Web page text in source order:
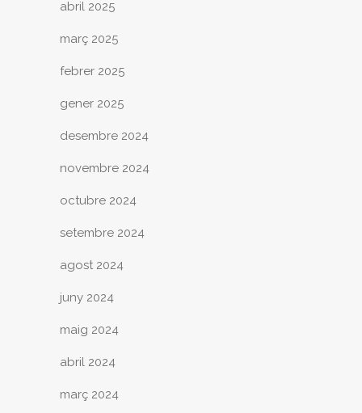
abril 2025
març 2025
febrer 2025
gener 2025
desembre 2024
novembre 2024
octubre 2024
setembre 2024
agost 2024
juny 2024
maig 2024
abril 2024
març 2024